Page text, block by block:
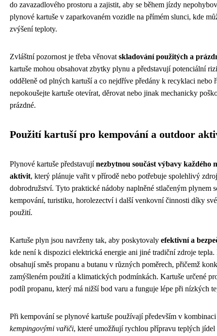
do zavazadlového prostoru a zajistit, aby se během jízdy
plynové kartuše v zaparkovaném vozidle na přímém slunci, kde
zvýšení teploty.
Zvláštní pozornost je třeba věnovat skladování použitých a
kartuše mohou obsahovat zbytky plynu a představují potenciální
odděleně od plných kartuší a co nejdříve předány k recyklaci nebo
nepokoušejte kartuše otevírat, děrovat nebo jinak mechanicky
prázdné.
Použití kartuší pro kempování a outdoor
Plynové kartuše představujínezbytnou součást výbavy každého
aktivit, který plánuje vařit v přírodě nebo potřebuje spolehlivý
dobrodružství. Tyto praktické nádoby naplněné stlačeným plynem
kempování, turistiku, horolezectví i další venkovní činnosti díky
použití.
Kartuše plyn jsou navrženy tak, aby poskytovaly efektivní a
kde není k dispozici elektrická energie ani jiné tradiční zdroje
obsahují směs propanu a butanu v různých poměrech, přičemž
zamýšleném použití a klimatických podmínkách. Kartuše určené
podíl propanu, který má nižší bod varu a funguje lépe při nízkých
Při kempování se plynové kartuše používají především v
kempingovými vařiči, které umožňují rychlou přípravu teplých